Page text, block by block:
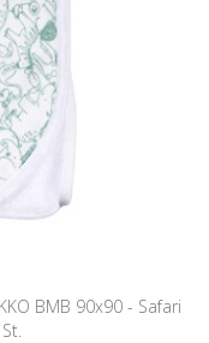
BMB 90x90 - Safari